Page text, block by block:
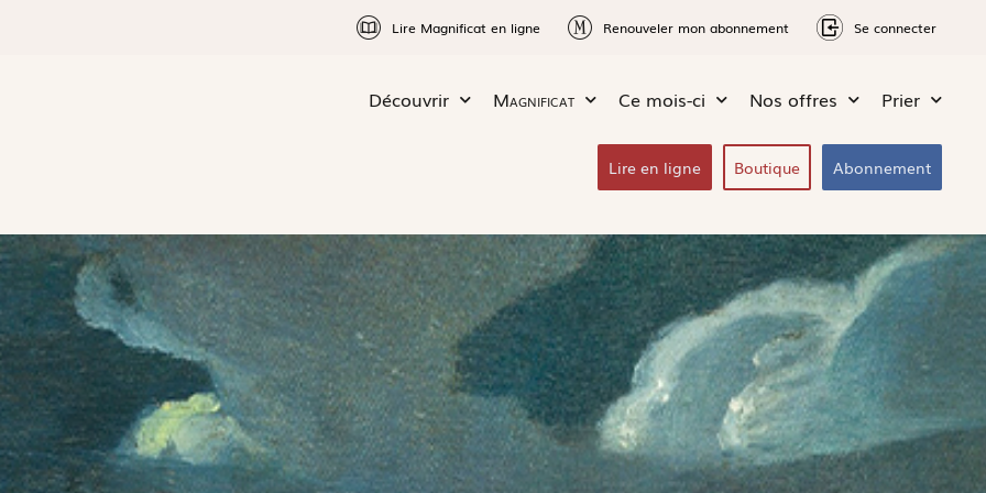
Lire Magnificat en ligne Renouveler mon abonnement Se connecter
Découvrir Magnificat Ce mois-ci Nos offres Prier
Lire en ligne Boutique Abonnement